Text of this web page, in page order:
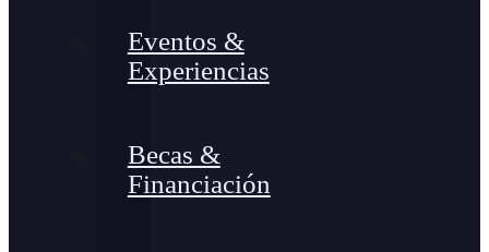
Eventos &
Experiencias
Becas &
Financiación